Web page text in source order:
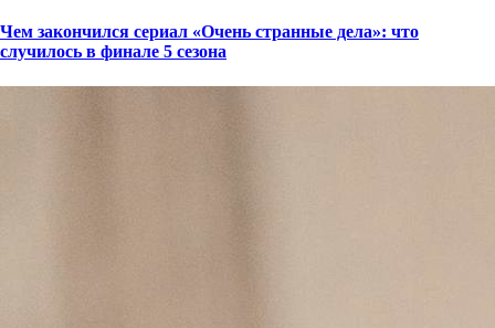
Чем закончился сериал «Очень странные дела»: что
случилось в финале 5 сезона